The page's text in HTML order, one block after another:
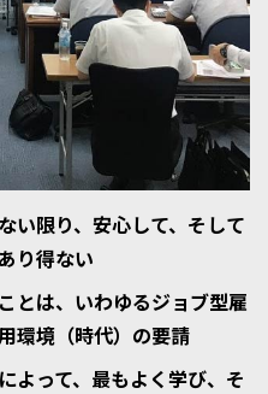
い限り、安心して、そして
り得ない
とは、いわゆるジョブ型雇
環境（時代）の要請
よって、最もよく学び、そ